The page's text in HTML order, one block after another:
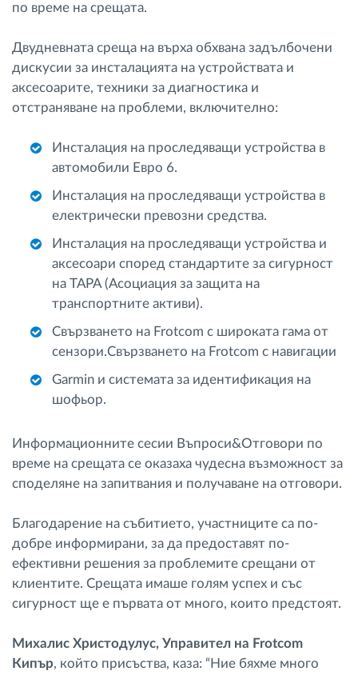
по време на срещата.
Двудневната среща на върха обхвана задълбочени
дискусии за инсталацията на устройствата и
аксесоарите, техники за диагностика и
отстраняване на проблеми, включително:
Инсталация на проследяващи устройства в
автомобили Евро 6.
Инсталация на проследяващи устройства в
електрически превозни средства.
Инсталация на проследяващи устройства и
аксесоари според стандартите за сигурност
на ТАРА (Асоциация за защита на
транспортните активи).
Свързването на Frotcom с широката гама от
сензори.Свързването на Frotcom с навигации
Garmin и системата за идентификация на
шофьор.
Информационните сесии Въпроси&Отговори по
време на срещата се оказаха чудесна възможност за
споделяне на запитвания и получаване на отговори.
Благодарение на събитието, участниците са по-
добре информирани, за да предоставят по-
ефективни решения за проблемите срещани от
клиентите. Срещата имаше голям успех и със
сигурност ще е първата от много, които предстоят.
Михалис Христодулус, Управител на Frotcom
Кипър, който присъства, каза: “Ние бяхме много